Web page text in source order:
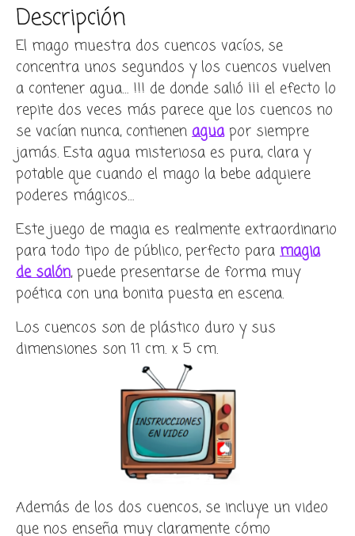
Descripción
El mago muestra dos cuencos vacíos, se
concentra unos segundos y los cuencos vuelven
a contener agua… !!! de donde salió ¡¡¡ el efecto lo
repite dos veces más parece que los cuencos no
se vacían nunca, contienen aguapor siempre
jamás. Esta agua misteriosa es pura, clara y
potable que cuando el mago la bebe adquiere
poderes mágicos…
Este juego de magia es realmente extraordinario
para todo tipo de público, perfecto para magia
de salón, puede presentarse de forma muy
poética con una bonita puesta en escena.
Los cuencos son de plástico duro y sus
dimensiones son 11 cm. x 5 cm.
Además de los dos cuencos, se incluye un video
que nos enseña muy claramente cómo